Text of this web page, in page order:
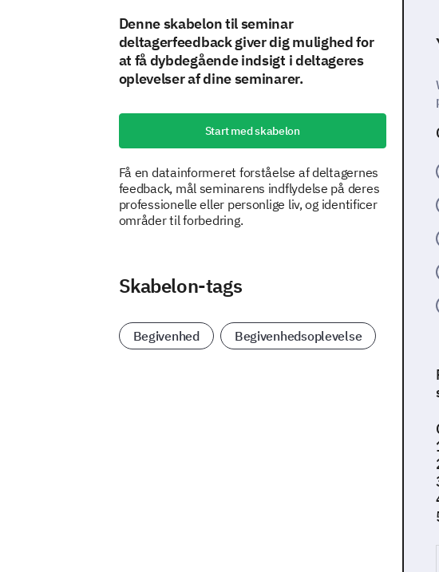
Denne skabelon til seminar
deltagerfeedback giver dig mulighed for
at få dybdegående indsigt i deltageres
oplevelser af dine seminarer.
Start med skabelon
Få en datainformeret forståelse af deltagernes
feedback, mål seminarens indflydelse på deres
professionelle eller personlige liv, og identificer
områder til forbedring.
Skabelon-tags
Begivenhed Begivenhedsoplevelse